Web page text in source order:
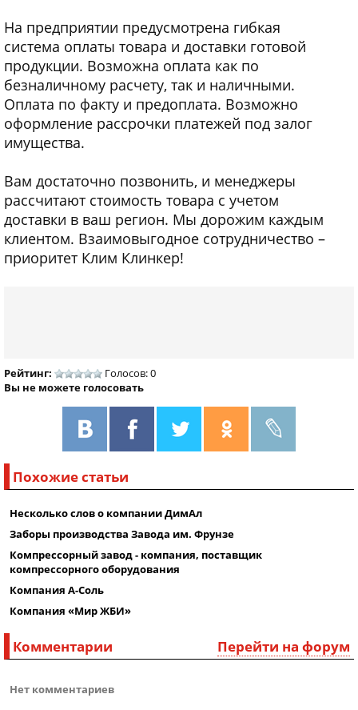
На предприятии предусмотрена гибкая
система оплаты товара и доставки готовой
продукции. Возможна оплата как по
безналичному расчету, так и наличными.
Оплата по факту и предоплата. Возможно
оформление рассрочки платежей под залог
имущества.
Вам достаточно позвонить, и менеджеры
рассчитают стоимость товара с учетом
доставки в ваш регион. Мы дорожим каждым
клиентом. Взаимовыгодное сотрудничество –
приоритет Клим Клинкер!
Рейтинг:
Голосов: 0
Вы не можете голосовать
Похожие статьи
Несколько слов о компании ДимАл
Заборы производства Завода им. Фрунзе
Компрессорный завод - компания, поставщик
компрессорного оборудования
Компания А-Соль
Компания «Мир ЖБИ»
Перейти на форум
Комментарии
Нет комментариев